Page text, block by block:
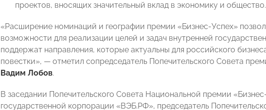
проектов, вносящих значительный вклад в экономику и общество.
«Расширение номинаций и географии премии «Бизнес-Успех»
возможности для реализации целей и задач внутренней
поддержат направления, которые актуальны для российского
повестки», — отметил сопредседатель Попечительского Совета
Вадим Лобов.
В заседании Попечительского Совета Национальной премии
государственной корпорации «ВЭБ.РФ», председатель